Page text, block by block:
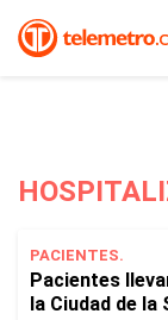
PACIENTES.
Pacientes
la Ciudad de